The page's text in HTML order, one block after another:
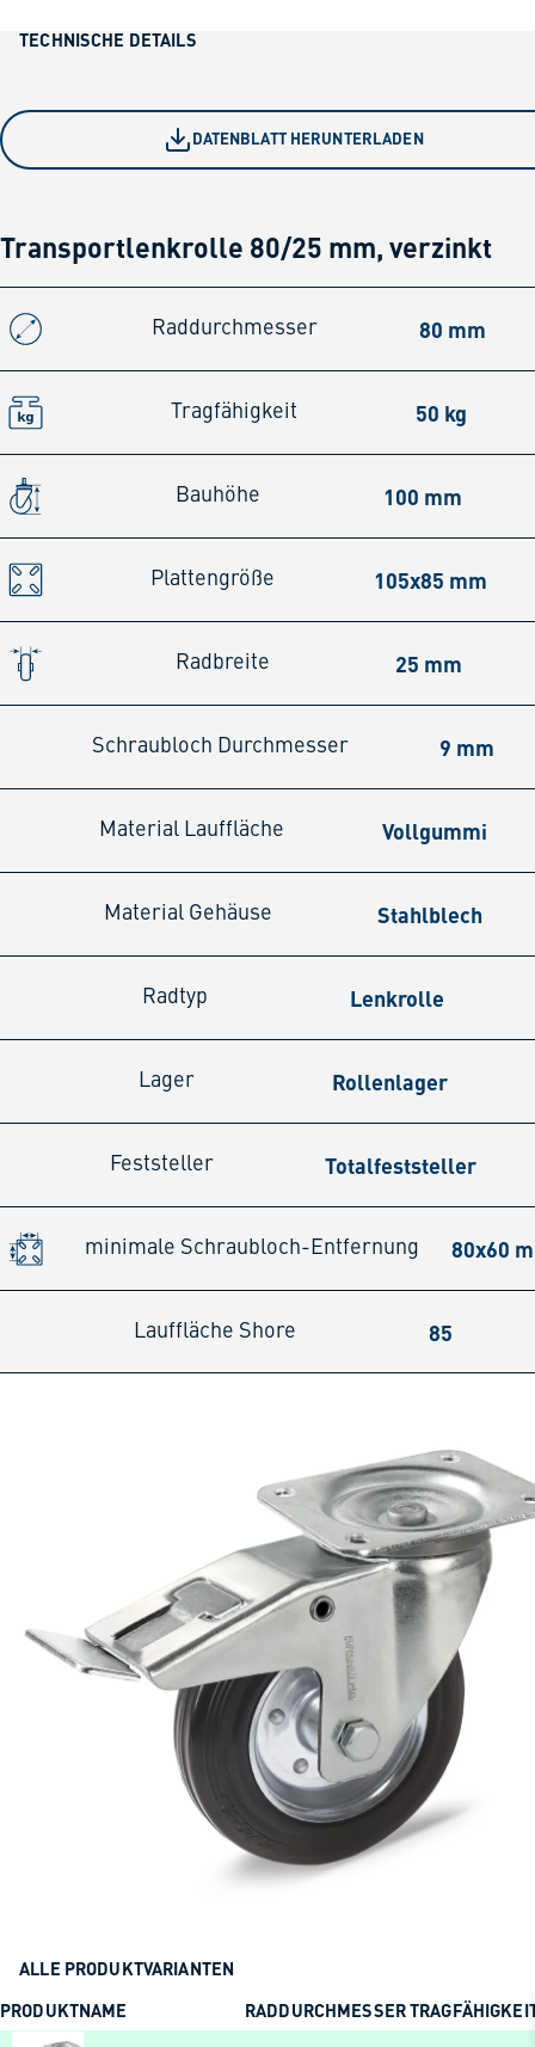
TECHNISCHE DETAILS
DATENBLATT HERUNTERLADEN
Transportlenkrolle 80/25 mm, verzinkt
Raddurchmesser 80 mm
Tragfähigkeit 50 kg
Bauhöhe 100 mm
Plattengröße 105x85 mm
Radbreite 25 mm
Schraubloch Durchmesser 9 mm
Material Lauffläche Vollgummi
Material Gehäuse Stahlblech
Radtyp Lenkrolle
Lager Rollenlager
Feststeller Totalfeststeller
minimale Schraubloch-Entfernung 80x60
Lauffläche Shore 85
ALLE PRODUKTVARIANTEN
PRODUKTNAME
RADDURCHMESSER